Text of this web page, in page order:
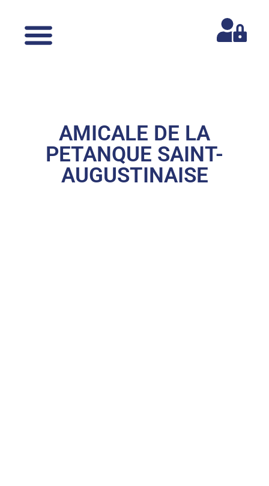
AMICALE DE LA
PETANQUE SAINT-
AUGUSTINAISE